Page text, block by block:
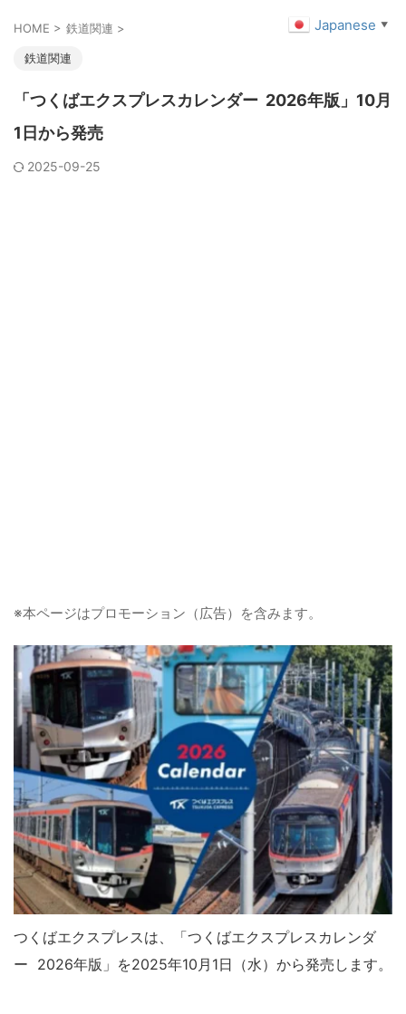
HOME > 鉄道関連 >
鉄道関連
「つくばエクスプレスカレンダー 2026年版」10月
1日から発売
2025-09-25
※本ページはプロモーション（広告）を含みます。
つくばエクスプレスは、「つくばエクスプレスカレンダ
ー 2026年版」を2025年10月1日（水）から発売します。
Japanese ▼